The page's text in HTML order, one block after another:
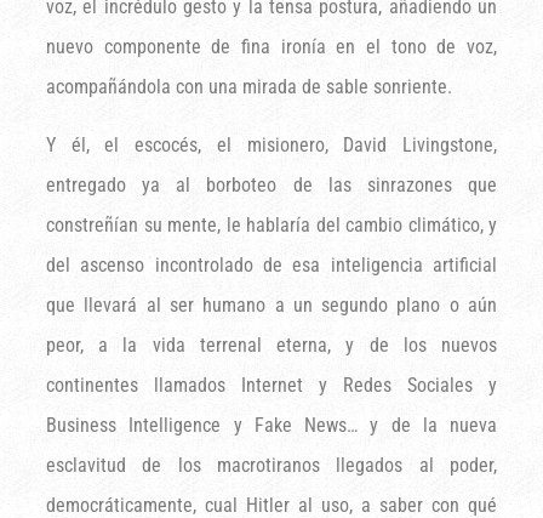
voz, el incrédulo gesto y la tensa postura, añadiendo un
nuevo componente de fina ironía en el tono de voz,
acompañándola con una mirada de sable sonriente.
Y él, el escocés, el misionero, David Livingstone,
entregado ya al borboteo de las sinrazones que
constreñían su mente, le hablaría del cambio climático, y
del ascenso incontrolado de esa inteligencia artificial
que llevará al ser humano a un segundo plano o aún
peor, a la vida terrenal eterna, y de los nuevos
continentes llamados Internet y Redes Sociales y
Business Intelligence y Fake News… y de la nueva
esclavitud de los macrotiranos llegados al poder,
democráticamente, cual Hitler al uso, a saber con qué